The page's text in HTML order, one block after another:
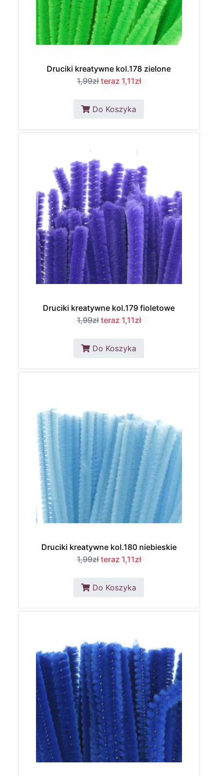
Druciki kreatywne kol.178 zielone
1,99zł teraz 1,11zł
Do Koszyka
Druciki kreatywne kol.179 fioletowe
1,99zł teraz 1,11zł
Do Koszyka
Druciki kreatywne kol.180 niebieskie
1,99zł teraz 1,11zł
Do Koszyka